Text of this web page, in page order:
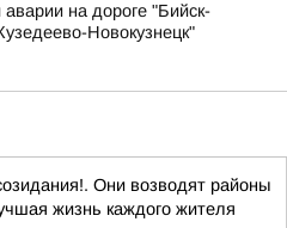
аварии на дороге "Бийск-
Новокузнецк"
Они возводят районы
жизнь каждого жителя